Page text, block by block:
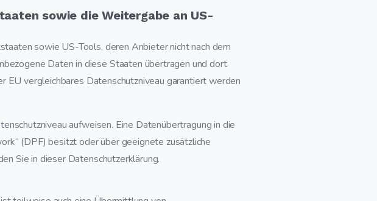
sowie die Weitergabe an US-
sowie US-Tools, deren Anbieter nicht nach dem
Daten in diese Staaten übertragen und dort
EU vergleichbares Datenschutzniveau garantiert werden
aufweisen. Eine Datenübertragung in die
(DPF) besitzt oder über geeignete zusätzliche
Sie in dieser Datenschutzerklärung.